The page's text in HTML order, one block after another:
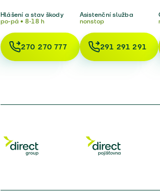
Hlášení a stav škody
po-pá • 8-18 h
270 270 777
Asistenční služba
nonstop
291 291 291